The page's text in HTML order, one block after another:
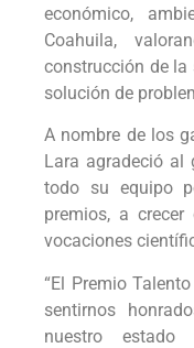
económico,
Coahuila,
construcción de la
solución de
A nombre de los
Lara agradeció al
todo su equipo
premios, a
vocaciones
“El Premio
sentirnos
nuestro estado